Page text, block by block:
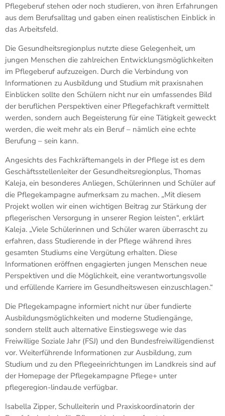
Pflegeberuf stehen oder noch studieren, von ihren Erfahrungen
aus dem Berufsalltag und gaben einen realistischen Einblick in
das Arbeitsfeld.
Die Gesundheitsregionplus nutzte diese Gelegenheit, um
jungen Menschen die zahlreichen Entwicklungsmöglichkeiten
im Pflegeberuf aufzuzeigen. Durch die Verbindung von
Informationen zu Ausbildung und Studium mit praxisnahen
Einblicken sollte den Schülern nicht nur ein umfassendes Bild
der beruflichen Perspektiven einer Pflegefachkraft vermittelt
werden, sondern auch Begeisterung für eine Tätigkeit geweckt
werden, die weit mehr als ein Beruf – nämlich eine echte
Berufung – sein kann.
Angesichts des Fachkräftemangels in der Pflege ist es dem
Geschäftsstellenleiter der Gesundheitsregionplus, Thomas
Kaleja, ein besonderes Anliegen, Schülerinnen und Schüler auf
die Pflegekampagne aufmerksam zu machen. „Mit diesem
Projekt wollen wir einen wichtigen Beitrag zur Stärkung der
pflegerischen Versorgung in unserer Region leisten“, erklärt
Kaleja. „Viele Schülerinnen und Schüler waren überrascht zu
erfahren, dass Studierende in der Pflege während ihres
gesamten Studiums eine Vergütung erhalten. Diese
Informationen eröffnen engagierten jungen Menschen neue
Perspektiven und die Möglichkeit, eine verantwortungsvolle
und erfüllende Karriere im Gesundheitswesen einzuschlagen.“
Die Pflegekampagne informiert nicht nur über fundierte
Ausbildungsmöglichkeiten und moderne Studiengänge,
sondern stellt auch alternative Einstiegswege wie das
Freiwillige Soziale Jahr (FSJ) und den Bundesfreiwilligendienst
vor. Weiterführende Informationen zur Ausbildung, zum
Studium und zu den Pflegeeinrichtungen im Landkreis sind auf
der Homepage der Pflegekampagne Pflege+ unter
pflegeregion-lindau.de verfügbar.
Isabella Zipper, Schulleiterin und Praxiskoordinatorin der